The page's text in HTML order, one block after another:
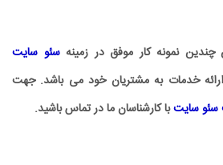
چندین نمونه کار موفق در زمینهسئو سایت
خدمات به مشتریان خود می باشد. جهت
سایتبا کارشناسان ما در تماس باشید.